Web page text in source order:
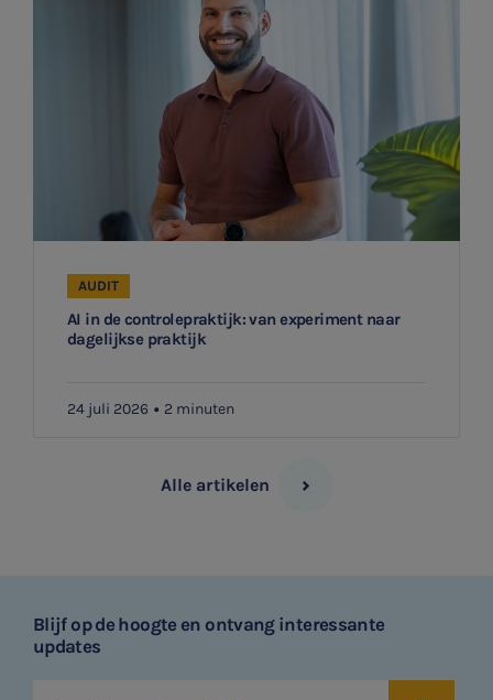
AI in de controlepraktijk: van experiment naar
dagelijkse praktijk
AUDIT
24 juli 2026 2 minuten
Alle artikelen
Blijf op de hoogte en ontvang interessante
updates